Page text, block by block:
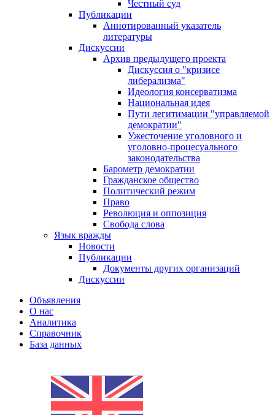
Честный суд
Публикации
Аннотированный указатель
литературы
Дискуссии
Архив предыдущего проекта
Дискуссия о "кризисе
либерализма"
Идеология консерватизма
Национальная идея
Пути легитимации "управляемой
демократии"
Ужесточение уголовного и
уголовно-процесуального
законодательства
Барометр демократии
Гражданское общество
Политический режим
Право
Революция и оппозиция
Свобода слова
Язык вражды
Новости
Публикации
Документы других организаций
Дискуссии
Объявления
О нас
Аналитика
Справочник
База данных